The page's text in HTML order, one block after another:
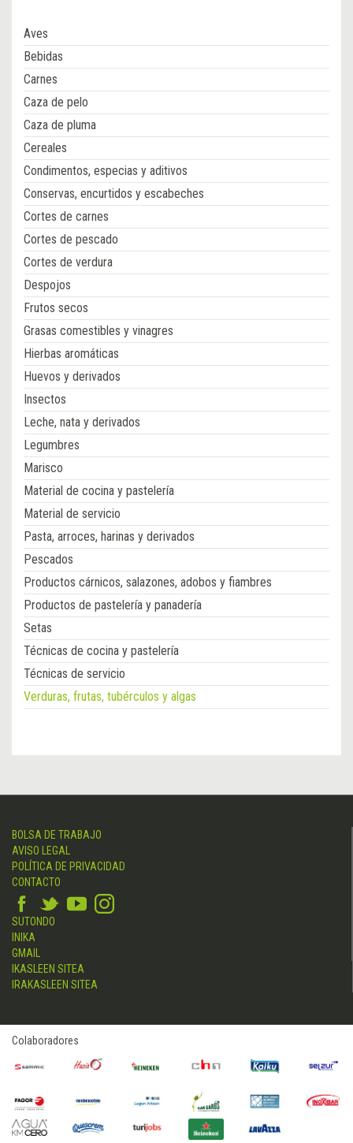
Aves
Bebidas
Carnes
Caza de pelo
Caza de pluma
Cereales
Condimentos, especias y aditivos
Conservas, encurtidos y escabeches
Cortes de carnes
Cortes de pescado
Cortes de verdura
Despojos
Frutos secos
Grasas comestibles y vinagres
Hierbas aromáticas
Huevos y derivados
Insectos
Leche, nata y derivados
Legumbres
Marisco
Material de cocina y pastelería
Material de servicio
Pasta, arroces, harinas y derivados
Pescados
Productos cárnicos, salazones, adobos y fiambres
Productos de pastelería y panadería
Setas
Técnicas de cocina y pastelería
Técnicas de servicio
Verduras, frutas, tubérculos y algas
BOLSA DE TRABAJO
AVISO LEGAL
POLÍTICA DE PRIVACIDAD
CONTACTO
SUTONDO
INIKA
GMAIL
IKASLEEN SITEA
IRAKASLEEN SITEA
Colaboradores